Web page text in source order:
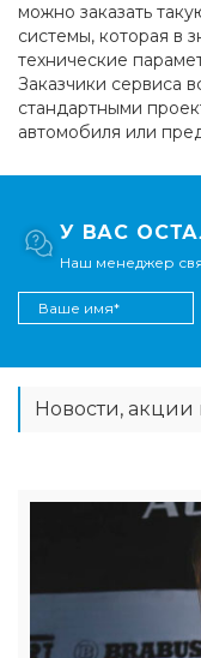
можно заказать
системы, которая в
технические
Заказчики сервиса
стандартными
автомобиля или
У ВАС
Наш менеджер
Новости,